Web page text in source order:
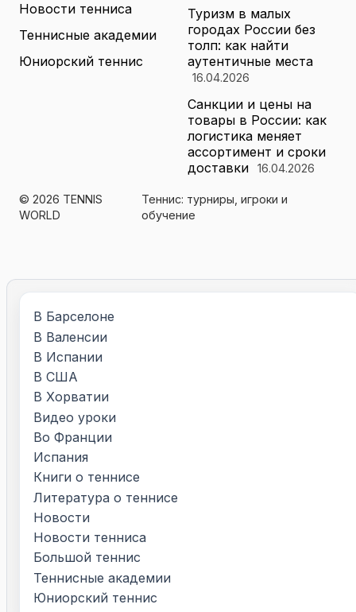
Новости тенниса
Теннисные академии
Юниорский теннис
Туризм в малых
городах России без
толп: как найти
аутентичные места
16.04.2026
Санкции и цены на
товары в России: как
логистика меняет
ассортимент и сроки
доставки
16.04.2026
© 2026 TENNIS
WORLD
Теннис: турниры, игроки и
обучение
В Барселоне
В Валенсии
В Испании
В США
В Хорватии
Видео уроки
Во Франции
Испания
Книги о теннисе
Литература о теннисе
Новости
Новости тенниса
Большой теннис
Теннисные академии
Юниорский теннис